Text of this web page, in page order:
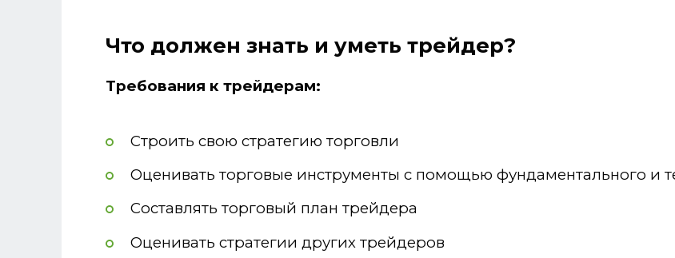
Что должен знать и уметь трейдер?
Требования к трейдерам:
Строить свою стратегию торговли
Оценивать торговые инструменты с помощью фундаментального и
Составлять торговый план трейдера
Оценивать стратегии других трейдеров